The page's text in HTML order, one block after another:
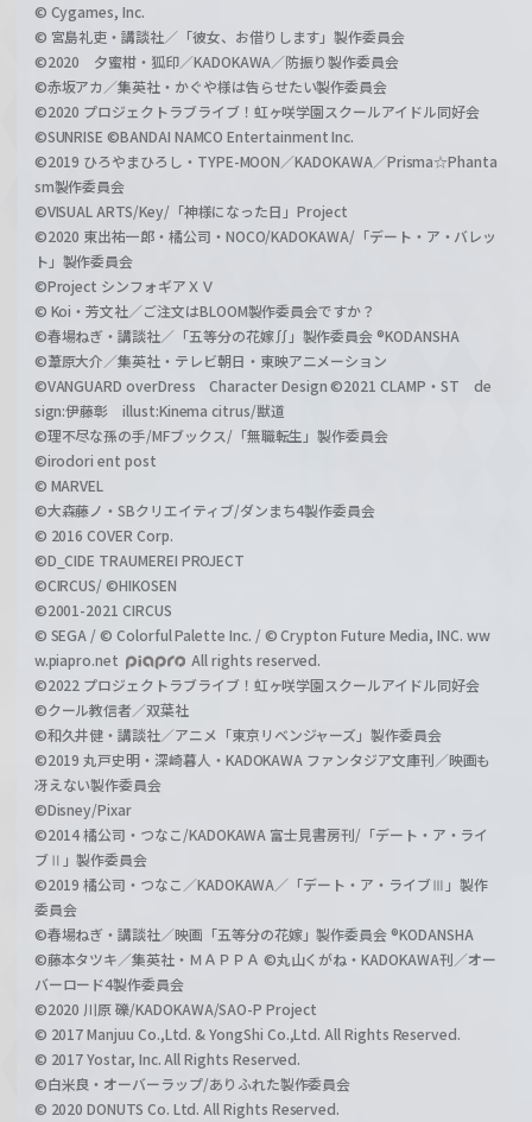
© Cygames, Inc.
© 宮島礼吏・講談社／「彼女、お借りします」製作委員会
©2020 夕蜜柑・狐印／KADOKAWA／防振り製作委員会
©赤坂アカ／集英社・かぐや様は告らせたい製作委員会
©2020 プロジェクトラブライブ！虹ヶ咲学園スクールアイドル同好会
©SUNRISE ©BANDAI NAMCO Entertainment Inc.
©2019 ひろやまひろし・TYPE-MOON／KADOKAWA／Prisma☆Phanta
sm製作委員会
©VISUAL ARTS/Key/「神様になった日」Project
©2020 東出祐一郎・橘公司・NOCO/KADOKAWA/「デート・ア・バレッ
ト」製作委員会
©Project シンフォギアＸＶ
© Koi・芳文社／ご注文はBLOOM製作委員会ですか？
©春場ねぎ・講談社／「五等分の花嫁∬」製作委員会 ®KODANSHA
©葦原大介／集英社・テレビ朝日・東映アニメーション
©VANGUARD overDress Character Design ©2021 CLAMP・ST de
sign:伊藤彰 illust:Kinema citrus/獣道
©理不尽な孫の手/MFブックス/「無職転生」製作委員会
©irodori ent post
© MARVEL
©大森藤ノ・SBクリエイティブ/ダンまち4製作委員会
© 2016 COVER Corp.
©D_CIDE TRAUMEREI PROJECT
©CIRCUS/ ©HIKOSEN
©2001-2021 CIRCUS
© SEGA / © Colorful Palette Inc. / © Crypton Future Media, INC. ww
w.piapro.net
All rights reserved.
©2022 プロジェクトラブライブ！虹ヶ咲学園スクールアイドル同好会
©クール教信者／双葉社
©和久井健・講談社／アニメ「東京リベンジャーズ」製作委員会
©2019 丸戸史明・深崎暮人・KADOKAWA ファンタジア文庫刊／映画も
冴えない製作委員会
©Disney/Pixar
©2014 橘公司・つなこ/KADOKAWA 富士見書房刊/「デート・ア・ライ
ブⅡ」製作委員会
©2019 橘公司・つなこ／KADOKAWA／「デート・ア・ライブⅢ」製作
委員会
©春場ねぎ・講談社／映画「五等分の花嫁」製作委員会 ®KODANSHA
©藤本タツキ／集英社・ＭＡＰＰＡ ©丸山くがね・KADOKAWA刊／オー
バーロード4製作委員会
©2020 川原 礫/KADOKAWA/SAO-P Project
© 2017 Manjuu Co.,Ltd. & YongShi Co.,Ltd. All Rights Reserved.
© 2017 Yostar, Inc. All Rights Reserved.
©白米良・オーバーラップ/ありふれた製作委員会
© 2020 DONUTS Co. Ltd. All Rights Reserved.